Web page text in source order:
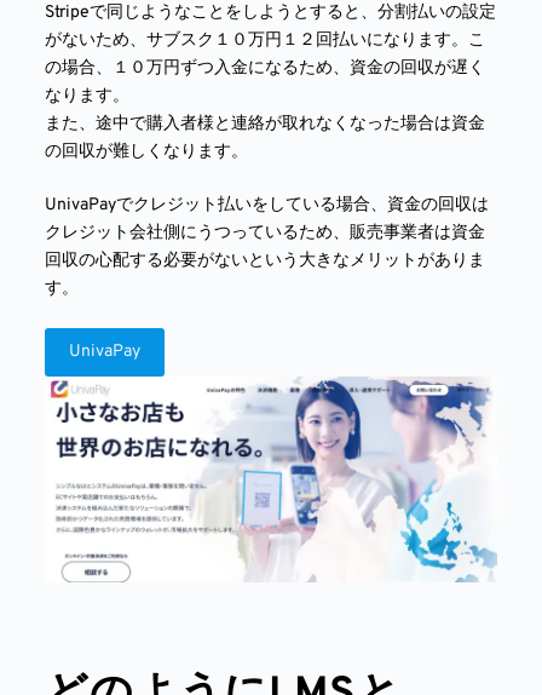
Stripeで同じようなことをしようとすると、分割払いの設定
がないため、サブスク１０万円１２回払いになります。こ
の場合、１０万円ずつ入金になるため、資金の回収が遅く
なります。
また、途中で購入者様と連絡が取れなくなった場合は資金
の回収が難しくなります。
UnivaPayでクレジット払いをしている場合、資金の回収は
クレジット会社側にうつっているため、販売事業者は資金
回収の心配する必要がないという大きなメリットがありま
す。
UnivaPay